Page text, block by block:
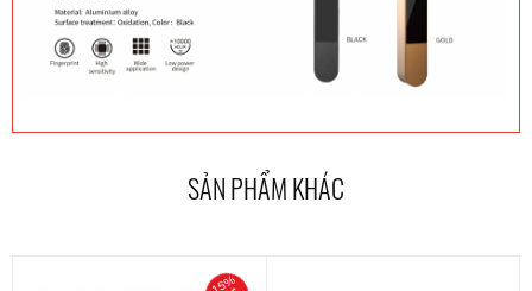
SẢN PHẨM KHÁC
-15%